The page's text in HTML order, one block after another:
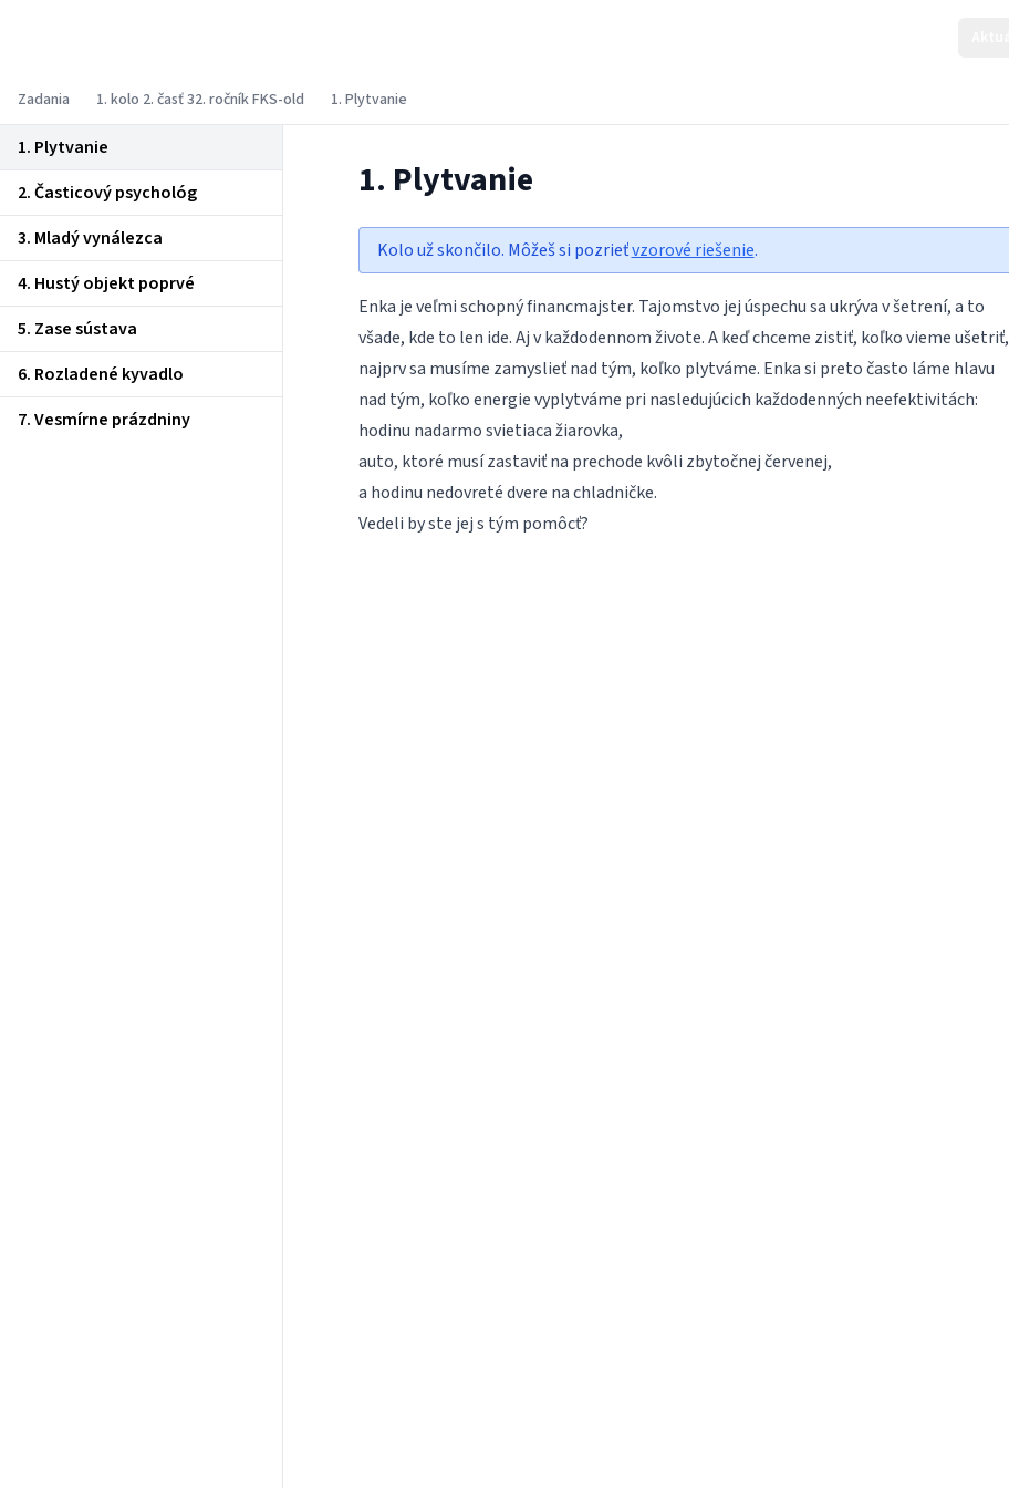
Zadania 1. kolo 2. časť 32. ročník FKS-old 1. Plytvanie
1. Plytvanie
2. Časticový psychológ
3. Mladý vynálezca
4. Hustý objekt poprvé
5. Zase sústava
6. Rozladené kyvadlo
7. Vesmírne prázdniny
1. Plytvanie
Kolo už skončilo. Môžeš si pozrieťvzorové riešenie.
Enka je veľmi schopný financmajster. Tajomstvo jej úspechu sa ukrýva v šetrení, a to
všade, kde to len ide. Aj v každodennom živote. A keď chceme zistiť, koľko vieme ušetriť,
najprv sa musíme zamyslieť nad tým, koľko plytváme. Enka si preto často láme hlavu
nad tým, koľko energie vyplytváme pri nasledujúcich každodenných neefektivitách:
hodinu nadarmo svietiaca žiarovka,
auto, ktoré musí zastaviť na prechode kvôli zbytočnej červenej,
a hodinu nedovreté dvere na chladničke.
Vedeli by ste jej s tým pomôcť?